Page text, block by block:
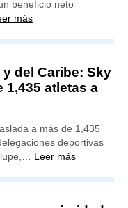
beneficio neto
más
del Caribe: Sky
1,435 atletas a
a más de 1,435
deportivas
Leer más